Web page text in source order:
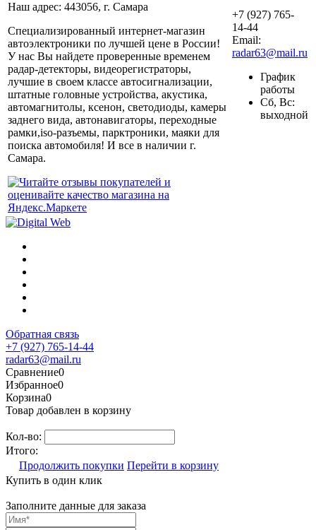
Наш адрес: 443056, г. Самара
Специализированный интернет-магазин
автоэлектроники по лучшей цене в России!
У нас Вы найдете проверенные временем
радар-детекторы, видеорегистраторы,
лучшие в своем классе автосигнализации,
штатные головные устройства, акустика,
автомагнитолы, ксенон, светодиоды, камеры
заднего вида, автонавигаторы, переходные
рамки,iso-разъемы, парктроники, маяки для
поиска автомобиля! И все в наличии г.
Самара.
+7 (927) 765-
14-44
Email:
radar63@mail.ru
График
работы
Сб, Вс:
выходной
Обратная связь
+7 (927) 765-14-44
radar63@mail.ru
Сравнение0
Избранное0
Корзина0
Товар добавлен в корзину
Кол-во:
Итого:
Продолжить покупки Перейти в корзину
Купить в один клик
Заполните данные для заказа